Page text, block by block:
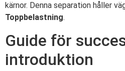
kärnor. Denna separation håller
Toppbelastning.
Guide för
introduktion